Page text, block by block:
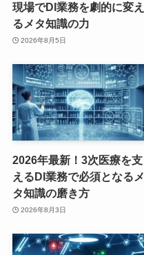
現場でDI業務を劇的に変え
るメタ知識の力
2026年8月5日
2026年最新！3次医療を支
えるDI業務で必須となるメ
タ知識の磨き方
2026年8月3日